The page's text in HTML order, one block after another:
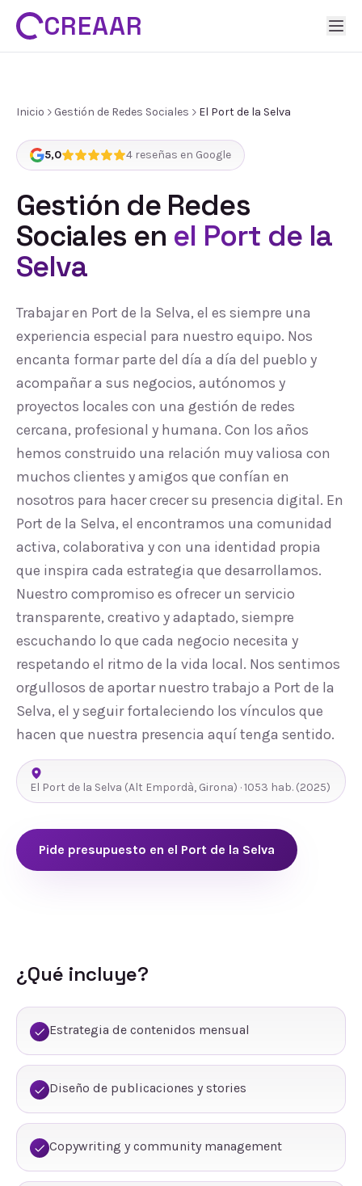
CREAAR
Inicio Gestión de Redes Sociales El Port de la Selva
5,0 4 reseñas en Google
Gestión de Redes
Sociales en el Port de la
Selva
Trabajar en Port de la Selva, el es siempre una
experiencia especial para nuestro equipo. Nos
encanta formar parte del día a día del pueblo y
acompañar a sus negocios, autónomos y
proyectos locales con una gestión de redes
cercana, profesional y humana. Con los años
hemos construido una relación muy valiosa con
muchos clientes y amigos que confían en
nosotros para hacer crecer su presencia digital. En
Port de la Selva, el encontramos una comunidad
activa, colaborativa y con una identidad propia
que inspira cada estrategia que desarrollamos.
Nuestro compromiso es ofrecer un servicio
transparente, creativo y adaptado, siempre
escuchando lo que cada negocio necesita y
respetando el ritmo de la vida local. Nos sentimos
orgullosos de aportar nuestro trabajo a Port de la
Selva, el y seguir fortaleciendo los vínculos que
hacen que nuestra presencia aquí tenga sentido.
El Port de la Selva (Alt Empordà, Girona) ·1053 hab. (2025)
Pide presupuesto en el Port de la Selva
¿Qué incluye?
Estrategia de contenidos mensual
Diseño de publicaciones y stories
Copywriting y community management